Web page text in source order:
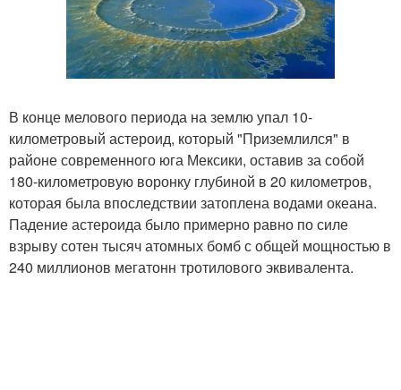
В конце мелового периода на землю упал 10-
километровый астероид, который "Приземлился" в
районе современного юга Мексики, оставив за собой
180-километровую воронку глубиной в 20 километров,
которая была впоследствии затоплена водами океана.
Падение астероида было примерно равно по силе
взрыву сотен тысяч атомных бомб с общей мощностью в
240 миллионов мегатонн тротилового эквивалента.